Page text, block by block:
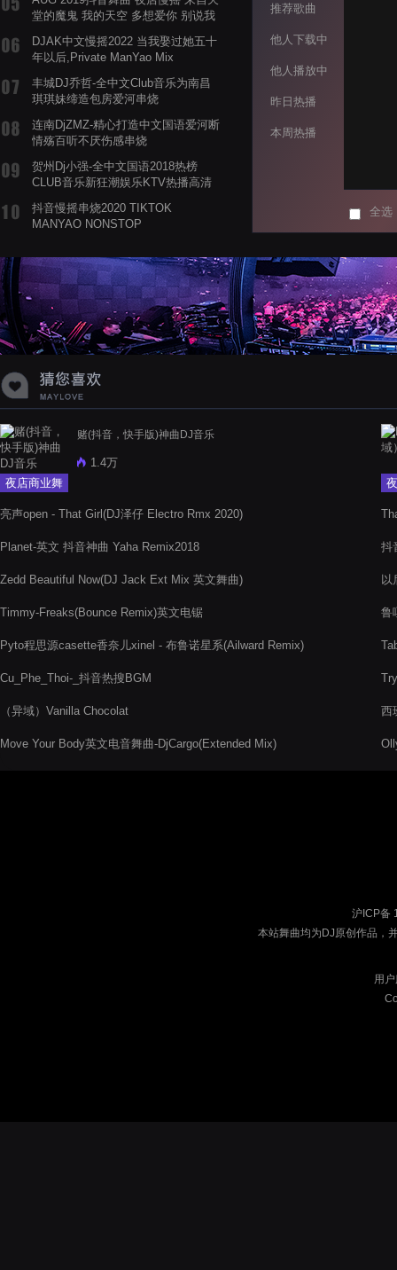
堂的魔鬼 我的天空 多想爱你 别说我
DJAK中文慢摇2022 当我娶过她五十
年以后,Private ManYao Mix
丰城DJ乔哲-全中文Club音乐为南昌
琪琪妹缔造包房爱河串烧
连南DjZMZ-精心打造中文国语爱河断
情殇百听不厌伤感串烧
贺州Dj小强-全中文国语2018热榜
CLUB音乐新狂潮娱乐KTV热播高清
抖音慢摇串烧2020 TIKTOK
MANYAO NONSTOP
蝉爸爸妈妈爱存在夏天的风是想你的
声音啊
推荐歌曲
他人下载中
他人播放中
昨日热播
本周热播
全选
夜店商业舞
赌(抖音，快手版)神曲DJ音乐
1.4万
亮声open - That Girl(DJ泽仔 Electro Rmx 2020)
Planet-英文 抖音神曲 Yaha Remix2018
Zedd Beautiful Now(DJ Jack Ext Mix 英文舞曲)
Timmy-Freaks(Bounce Remix)英文电锯
Pyto程思源casette香奈儿xinel - 布鲁诺星系(Ailward Remix)
Cu_Phe_Thoi-_抖音热搜BGM
（异域）Vanilla Chocolat
Move Your Body英文电音舞曲-DjCargo(Extended Mix)
抖
以
鲁
西
沪ICP备
本站舞曲均为DJ原创作品，
用